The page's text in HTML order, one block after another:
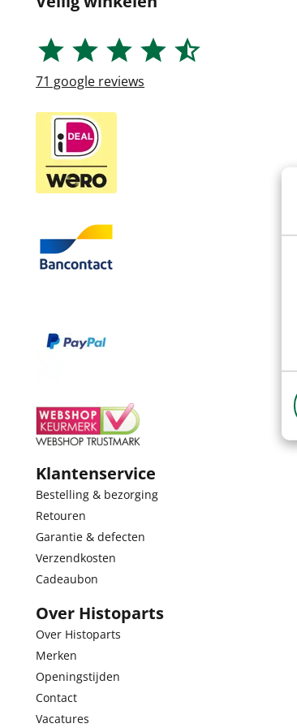
71 google reviews
Klantenservice
Bestelling & bezorging
Retouren
Garantie & defecten
Verzendkosten
Cadeaubon
Over Histoparts
Over Histoparts
Merken
Openingstijden
Contact
Vacatures